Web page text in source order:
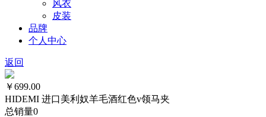
风衣
皮装
品牌
个人中心
返回
￥699.00
HIDEMI 进口美利奴羊毛酒红色v领马夹
总销量0